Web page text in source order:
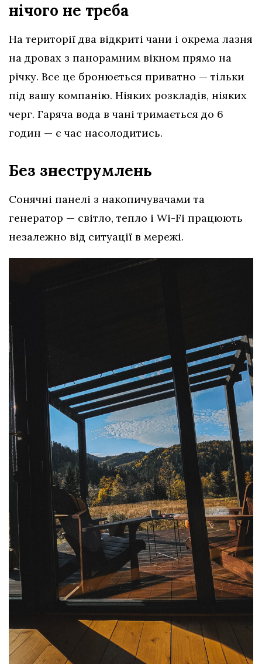
нічого не треба
На території два відкриті чани і окрема лазня
на дровах з панорамним вікном прямо на
річку. Все це бронюється приватно — тільки
під вашу компанію. Ніяких розкладів, ніяких
черг. Гаряча вода в чані тримається до 6
годин — є час насолодитись.
Без знеструмлень
Сонячні панелі з накопичувачами та
генератор — світло, тепло і Wi-Fi працюють
незалежно від ситуації в мережі.